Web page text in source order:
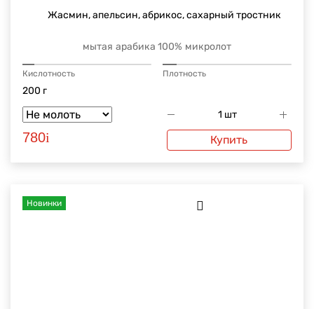
Жасмин, апельсин, абрикос, сахарный тростник
мытая арабика 100% микролот
Кислотность Плотность
200 г
780i Купить
Новинки